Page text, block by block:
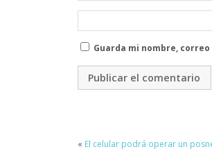
Guarda mi nombre,
« El celular podrá operar un